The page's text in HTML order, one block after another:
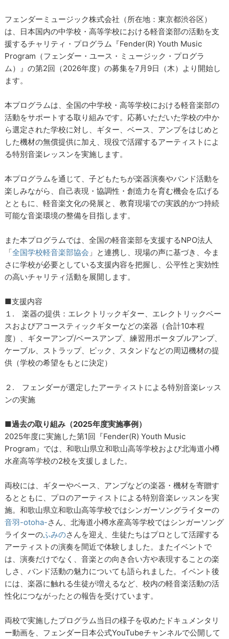
フェンダーミュージック株式会社（所在地：東京都渋谷区）
は、日本国内の中学校・高等学校における軽音楽部の活動を支
援するチャリティ・プログラム『Fender(R)︎ Youth Music
Program（フェンダー・ユース・ミュージック・プログラ
ム）』の第2回（2026年度）の募集を7月9日（木）より開始し
ます。
本プログラムは、全国の中学校・高等学校における軽音楽部の
活動をサポートする取り組みです。応募いただいた学校の中か
ら選定された学校に対し、ギター、ベース、アンプをはじめと
した機材の無償提供に加え、現役で活躍するアーティストによ
る特別音楽レッスンを実施します。
本プログラムを通じて、子どもたちが楽器演奏やバンド活動を
楽しみながら、自己表現・協調性・創造力を育む機会を広げる
とともに、軽音楽文化の発展と、教育現場での実践的かつ持続
可能な音楽環境の整備を目指します。
また本プログラムでは、全国の軽音楽部を支援するNPO法人
「全国学校軽音楽部協会 」と連携し、現場の声に基づき、今ま
さに学校が必要としている支援内容を把握し、公平性と実効性
の高いチャリティ活動を展開します。
■支援内容
１. 楽器の提供：エレクトリックギター、エレクトリックベー
スおよびアコースティックギターなどの楽器（合計10本程
度）、ギターアンプ/ベースアンプ、練習用ポータブルアンプ、
ケーブル、ストラップ、ピック、スタンドなどの周辺機材の提
供（学校の希望をもとに決定）
２. フェンダーが選定したアーティストによる特別音楽レッス
ンの実施
■過去の取り組み（2025年度実施事例）
2025年度に実施した第1回『Fender(R) Youth Music
Program』では、和歌山県立和歌山高等学校および北海道小樽
水産高等学校の2校を支援しました。
両校には、ギターやベース、アンプなどの楽器・機材を寄贈す
るとともに、プロのアーティストによる特別音楽レッスンを実
施。和歌山県立和歌山高等学校ではシンガーソングライターの
音羽-otoha-さん、北海道小樽水産高等学校ではシンガーソング
ライターのふみのさんを迎え、生徒たちはプロとして活躍する
アーティストの演奏を間近で体験しました。またイベントで
は、演奏だけでなく、音楽との向き合い方や表現することの楽
しさ、バンド活動の魅力についても語られました。イベント後
には、楽器に触れる生徒が増えるなど、校内の軽音楽活動の活
性化につながったとの報告を受けています。
両校で実施したプログラム当日の様子を収めたドキュメンタリ
ー動画を、フェンダー日本公式YouTubeチャンネルで公開して